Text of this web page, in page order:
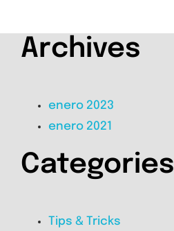
Archives
enero 2023
enero 2021
Categories
Tips & Tricks